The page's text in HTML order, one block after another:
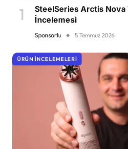
SteelSeries Arctis Nova
İncelemesi
Sponsorlu 5 Temmuz 2026
ÜRÜN İNCELEMELERI